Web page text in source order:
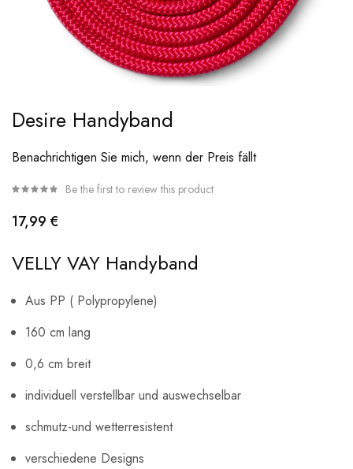
to
of
the
gallery
Desire Handyband
Benachrichtigen Sie mich, wenn der Preis fällt
17,99 €
Be the first to review this product
VELLY VAY Handyband
Aus PP ( Polypropylene)
160 cm lang
0,6 cm breit
individuell verstellbar und auswechselbar
schmutz-und wetterresistent
verschiedene Designs